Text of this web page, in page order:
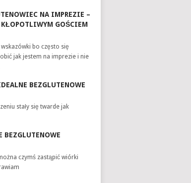
NA IMPREZIE –
GOŚCIEM
bo często się
jak jestem na imprezie i nie
BEZGLUTENOWE
stały się twarde jak
BEZGLUTENOWE
czymś zastąpić wiórki